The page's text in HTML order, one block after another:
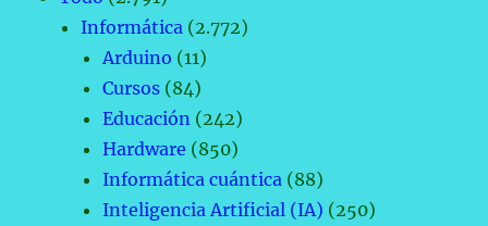
Informática (2.772)
Arduino (11)
Cursos (84)
Educación (242)
Hardware (850)
Informática cuántica (88)
Inteligencia Artificial (IA) (250)